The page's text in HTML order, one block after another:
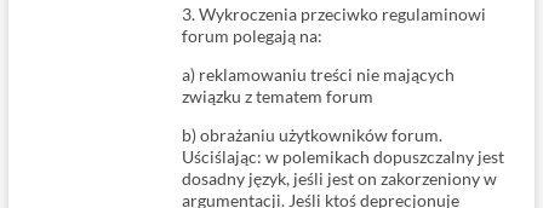
3. Wykroczenia przeciwko regulaminowi
forum polegają na:
a) reklamowaniu treści nie mających
związku z tematem forum
b) obrażaniu użytkowników forum.
Uściślając: w polemikach dopuszczalny jest
dosadny język, jeśli jest on zakorzeniony w
argumentacji. Jeśli ktoś deprecjonuje